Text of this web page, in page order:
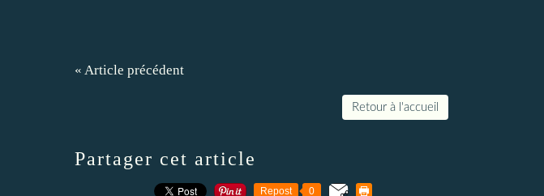
« Article précédent
Retour à l'accueil
Partager cet article
Repost 0